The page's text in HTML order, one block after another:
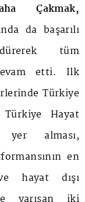
Çakmak,
da başarılı
tüm
etti. İlk
Türkiye
Türkiye Hayat
alması,
en
hayat dışı